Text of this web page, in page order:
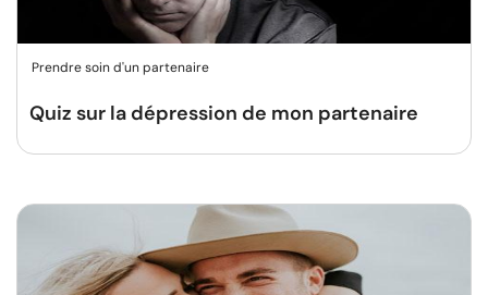
Prendre soin d'un partenaire
Quiz sur la dépression de mon partenaire